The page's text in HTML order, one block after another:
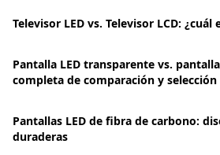
Televisor LED vs. Televisor LCD: ¿cuál
Pantalla LED transparente vs.
completa de comparación y selección
Pantallas LED de fibra de carbono:
duraderas